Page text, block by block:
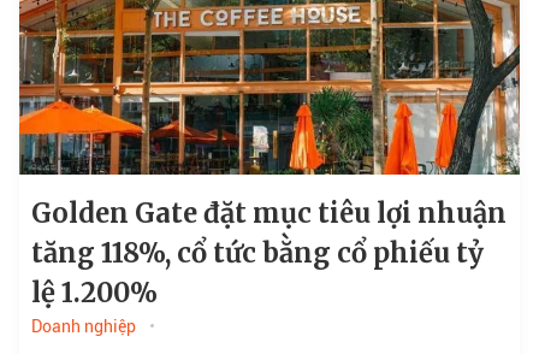
Golden Gate đặt mục tiêu lợi nhuận
tăng 118%, cổ tức bằng cổ phiếu tỷ
lệ 1.200%
Doanh nghiệp